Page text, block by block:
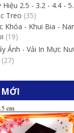
Hiệu 2.5 - 3.2 - 4.4 -
Treo (35)
Khóa - Khui Bia -
(19)
Ảnh - Vải In Mực
(27)